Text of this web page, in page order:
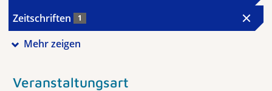
Zeitschriften 1
Mehr zeigen
Veranstaltungsart